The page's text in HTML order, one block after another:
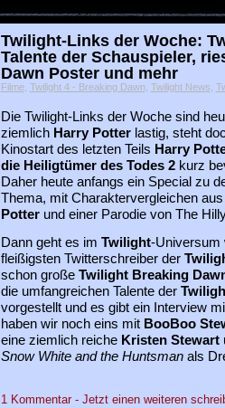
Twilight-Links der Woche:
Talente der Schauspieler,
Dawn Poster und mehr
Filme, Twilight 4 - Breaking Dawn, Twilight News
Die Twilight-Links der Woche sind
ziemlich Harry Potterlastig, steht
Kinostart des letzten Teils Harry
die Heiligtümer des Todes 2kurz
Daher heute anfangs ein Special zu
Thema, mit Charaktervergleichen
Potterund einer Parodie von The
Dann geht es im Twilight-Universum
fleißigsten Twitterschreiber der
schon große Twilight Breaking
die umfangreichen Talente der
vorgestellt und es gibt ein Interview
haben wir noch eins mitBooBoo
eine ziemlich reiche Kristen Stewart
Snow White and the Huntsmanals
1 Kommentar - Jetzt einen weiteren